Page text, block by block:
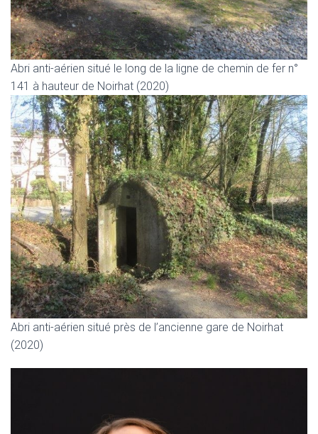
Abri anti-aérien situé le long de la ligne de chemin de fer n°
141 à hauteur de Noirhat (2020)
Abri anti-aérien situé près de l’ancienne gare de Noirhat
(2020)